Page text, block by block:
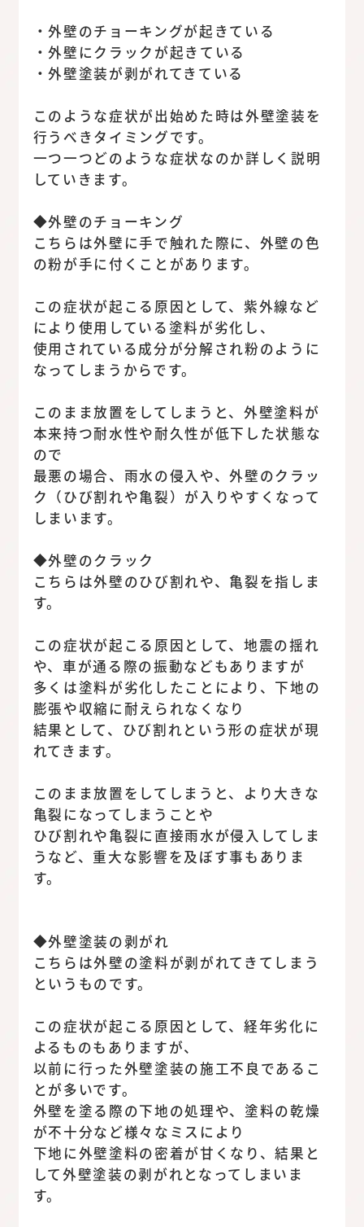
・外壁のチョーキングが起きている
・外壁にクラックが起きている
・外壁塗装が剥がれてきている
このような症状が出始めた時は外壁塗装を
行うべきタイミングです。
一つ一つどのような症状なのか詳しく説明
していきます。
◆外壁のチョーキング
こちらは外壁に手で触れた際に、外壁の色
の粉が手に付くことがあります。
この症状が起こる原因として、紫外線など
により使用している塗料が劣化し、
使用されている成分が分解され粉のように
なってしまうからです。
このまま放置をしてしまうと、外壁塗料が
本来持つ耐水性や耐久性が低下した状態な
ので
最悪の場合、雨水の侵入や、外壁のクラッ
ク（ひび割れや亀裂）が入りやすくなって
しまいます。
◆外壁のクラック
こちらは外壁のひび割れや、亀裂を指しま
す。
この症状が起こる原因として、地震の揺れ
や、車が通る際の振動などもありますが
多くは塗料が劣化したことにより、下地の
膨張や収縮に耐えられなくなり
結果として、ひび割れという形の症状が現
れてきます。
このまま放置をしてしまうと、より大きな
亀裂になってしまうことや
ひび割れや亀裂に直接雨水が侵入してしま
うなど、重大な影響を及ぼす事もありま
す。
◆外壁塗装の剥がれ
こちらは外壁の塗料が剥がれてきてしまう
というものです。
この症状が起こる原因として、経年劣化に
よるものもありますが、
以前に行った外壁塗装の施工不良であるこ
とが多いです。
外壁を塗る際の下地の処理や、塗料の乾燥
が不十分など様々なミスにより
下地に外壁塗料の密着が甘くなり、結果と
して外壁塗装の剥がれとなってしまいま
す。